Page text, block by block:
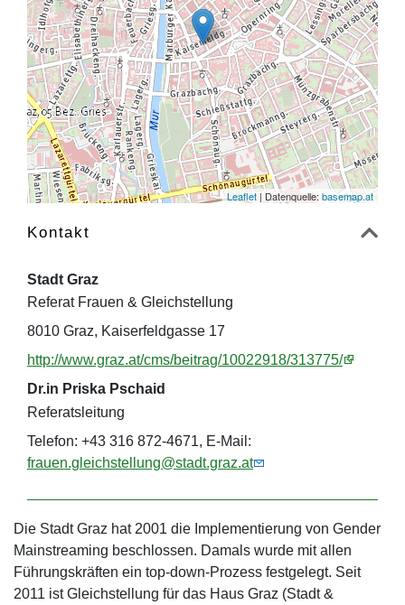
Leaflet | Datenquelle: basemap.at
Kontakt
Stadt Graz
Referat Frauen & Gleichstellung
8010 Graz, Kaiserfeldgasse 17
http://www.graz.at/cms/beitrag/10022918/313775/
Dr.in Priska Pschaid
Referatsleitung
Telefon: +43 316 872-4671, E-Mail:
frauen.gleichstellung@stadt.graz.at
Die Stadt Graz hat 2001 die Implementierung von Gender
Mainstreaming beschlossen. Damals wurde mit allen
Führungskräften ein top-down-Prozess festgelegt. Seit
2011 ist Gleichstellung für das Haus Graz (Stadt &